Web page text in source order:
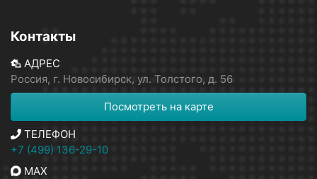
Контакты
АДРЕС
Россия, г. Новосибирск, ул. Толстого, д. 56
Посмотреть на карте
ТЕЛЕФОН
+7 (499) 136-29-10
MAX